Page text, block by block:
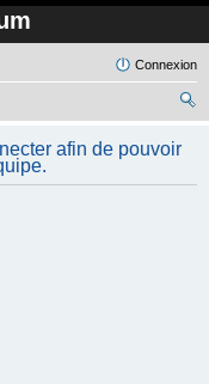
Connexion
her
ch
afin de pouvoir